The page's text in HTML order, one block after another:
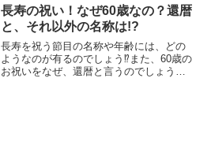
内環境の場合、・善玉...
長寿の祝い！なぜ60歳なの？還暦
と、それ以外の名称は!?
長寿を祝う節目の名称や年齢には、どの
ようなのが有るのでしょう⁉また、60歳の
お祝いをなぜ、還暦と言うのでしょうか⁉